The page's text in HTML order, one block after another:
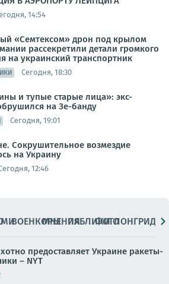
14:54
«Семтексом» дрон под крылом
рассекретили детали громкого
на украинский транспортник
Сегодня, 18:30
и тупые старые лица»: экс-
на Зе-банду
Сегодня, 19:01
Сокрушительное возмездие
на Украину
12:46
ВОЕНКОРЫМНЕНИЯПАБЛИКИ
ФОТОЛОНГРИДЫ
предоставляет Украине ракеты-
– NYT